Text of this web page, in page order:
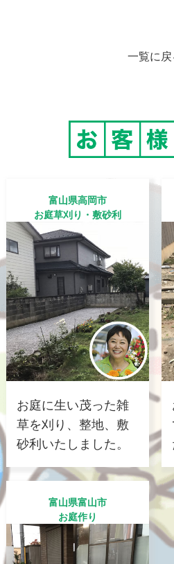
一覧に戻
富山県高岡市
お庭草刈り・敷砂利
お庭に生い茂った雑
草を刈り、整地、敷
砂利いたしました。
富山県富山市
お庭作り